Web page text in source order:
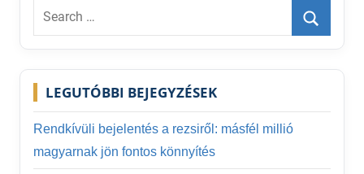
Search
Search
LEGUTÓBBI BEJEGYZÉSEK
Rendkívüli bejelentés a rezsiről: másfél millió
magyarnak jön fontos könnyítés